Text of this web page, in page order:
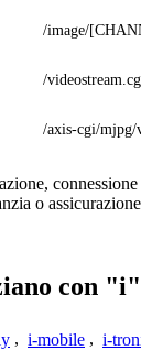
/image/
/
/axis-cgi/mjpg/
o
con "i"
, i-mobile , i-